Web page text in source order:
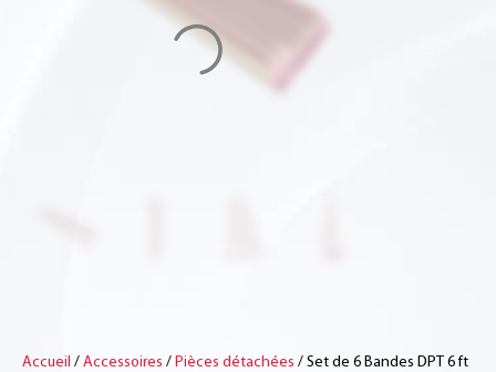
Accueil / Accessoires / Pièces détachées / Set de 6 Bandes DPT 6 ft